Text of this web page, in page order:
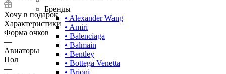
Бренды
• Alexander Wang
• Amiri
• Balenciaga
• Balmain
• Bentley
• Bottega Venetta
• Brioni
Хочу в подарок
Характеристики
Форма очков
—
Авиаторы
Пол
—